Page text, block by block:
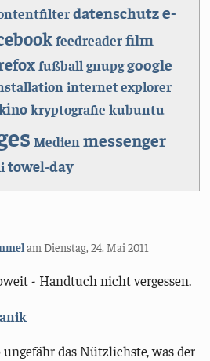
datenschutze-
feedreaderfilm
fußball gnupggoogle
internet explorer
kryptografie kubuntu
Medien messenger
towel-day
amDienstag, 24. Mai 2011
- Handtuch nicht vergessen.
das Nützlichste, was der